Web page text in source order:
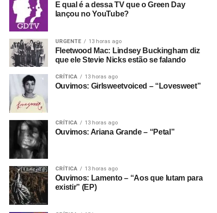
E qual é a dessa TV que o Green Day
lançou no YouTube?
URGENTE 13 horas ago
Fleetwood Mac: Lindsey Buckingham diz
que ele Stevie Nicks estão se falando
CRÍTICA 13 horas ago
Ouvimos: Girlsweetvoiced – “Lovesweet”
CRÍTICA 13 horas ago
Ouvimos: Ariana Grande – “Petal”
CRÍTICA 13 horas ago
Ouvimos: Lamento – “Aos que lutam para
existir” (EP)